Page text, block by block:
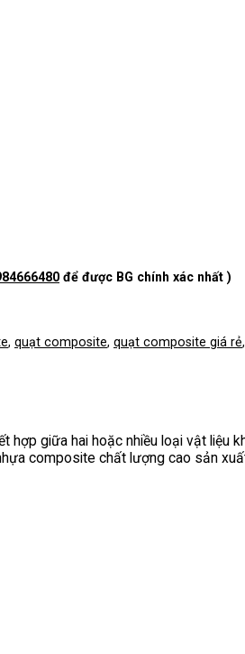
để được BG chính xác nhất )
, quạt composite, quạt composite giá rẻ,
giữa hai hoặc nhiều loại vật liệu
composite chất lượng cao sản